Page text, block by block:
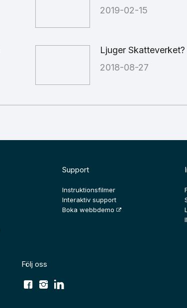
2019-02-15
Ljuger Skatteverket?
2018-08-27
Support
Instruktionsfilmer
Interaktiv support
Boka webbdemo
Följ oss